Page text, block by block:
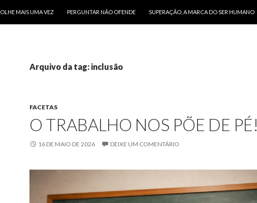
OLHE MAIS UMA VEZ PERGUNTAR NÃO OFENDE SUPERAÇÃO, A MARCA DO SER HUMANO
Arquivo da tag: inclusão
FACETAS
O TRABALHO NOS PÕE DE PÉ!
16 DE MAIO DE 2026 DEIXE UM COMENTÁRIO